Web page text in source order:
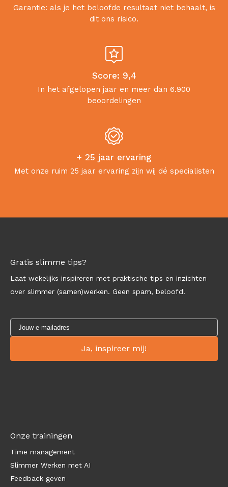
Garantie: als je het beloofde resultaat niet behaalt, is
dit ons risico.
Score: 9,4
In het afgelopen jaar en meer dan 6.900
beoordelingen
+ 25 jaar ervaring
Met onze ruim 25 jaar ervaring zijn wij dé specialisten
Gratis slimme tips?
Laat wekelijks inspireren met praktische tips en inzichten
over slimmer (samen)werken. Geen spam, beloofd!
Onze trainingen
Time management
Slimmer Werken met AI
Feedback geven